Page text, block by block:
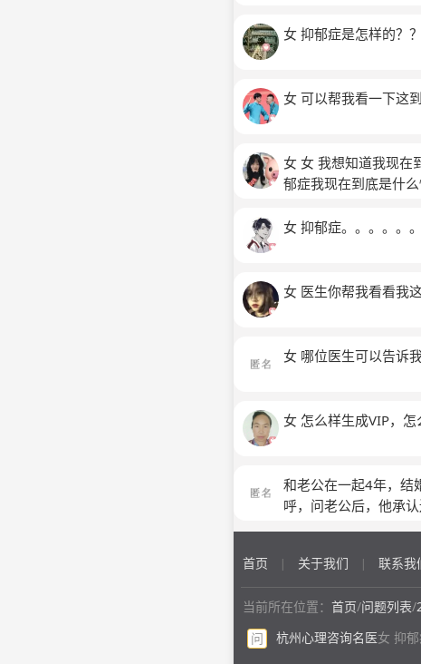
女 抑郁症是怎样的？
女 可以帮我看一下这
女 女 我想知道我现在
郁症我现在到底是什
女 抑郁症。。。。。
女 医生你帮我看看我
女 哪位医生可以告诉
女 怎么样生成VIP，
和老公在一起4年，结
呼，问老公后，他承
首页 | 关于我们 | 联系我
当前所在位置： 首页/问题列表/
问
杭州心理咨询名医女 抑